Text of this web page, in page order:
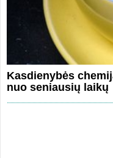
Kasdienybės
nuo seniausių laikų